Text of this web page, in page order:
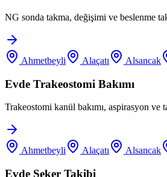
NG sonda takma, değişimi ve beslenme
Ahmetbeyli Alaçatı Alsancak
Evde Trakeostomi Bakımı
Trakeostomi kanül bakımı, aspirasyon
Ahmetbeyli Alaçatı Alsancak
Evde Şeker Takibi